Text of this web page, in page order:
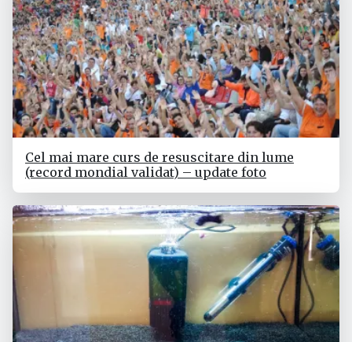
Cel mai mare curs de resuscitare din lume
(record mondial validat) – update foto